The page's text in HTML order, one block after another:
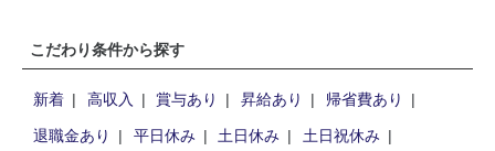
こだわり条件から探す
新着 高収入 賞与あり 昇給あり
帰省費あり
退職金あり
平日休み 土日休み
土日祝休み